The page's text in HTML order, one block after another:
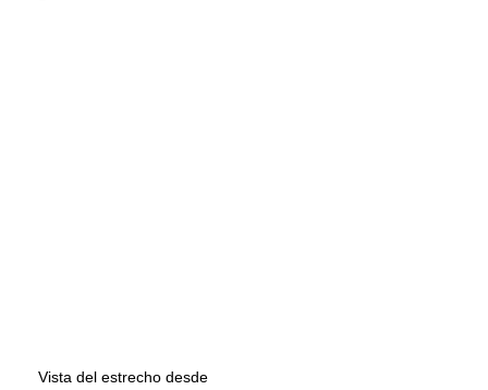
Vista del estrecho desde